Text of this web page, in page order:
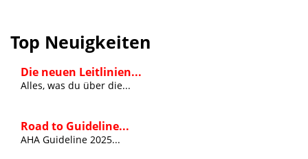
Top Neuigkeiten
Die neuen Leitlinien...
Alles, was du über die...
Road to Guideline...
AHA Guideline 2025...